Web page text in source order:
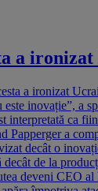
a
a ironizat
inovație”, a
ca
a
decât o
de la
deveni CEO